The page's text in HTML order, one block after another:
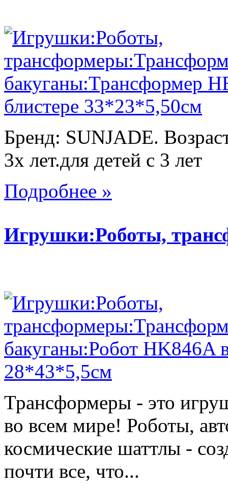
Бренд: SUNJADE.
3х лет.для детей с 3 лет
Подробнее »
Игрушки:Роботы,
Трансформеры - это
во всем мире! Роботы,
космические шаттлы -
почти все, что...